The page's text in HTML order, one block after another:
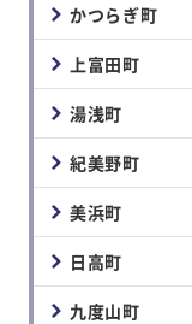
かつらぎ町
上富田町
湯浅町
紀美野町
美浜町
日高町
九度山町